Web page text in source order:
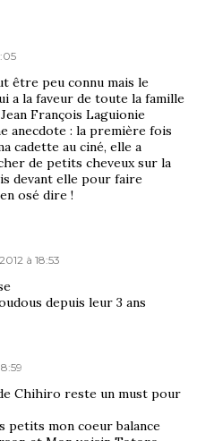
être peu connu mais le
a la faveur de toute la famille
François Laguionie
anecdote : la première fois
cadette au ciné, elle a
de petits cheveux sur la
devant elle pour faire
osé dire !
à 18:53
depuis leur 3 ans
Chihiro reste un must pour
petits mon coeur balance